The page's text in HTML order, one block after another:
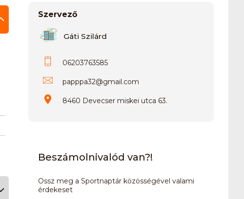
Szervező
Gáti Szilárd
06203763585
papppa32@gmail.com
8460 Devecser miskei utca 63.
Beszámolnivalód van?!
Ossz meg a Sportnaptár közösségével valami
érdekeset